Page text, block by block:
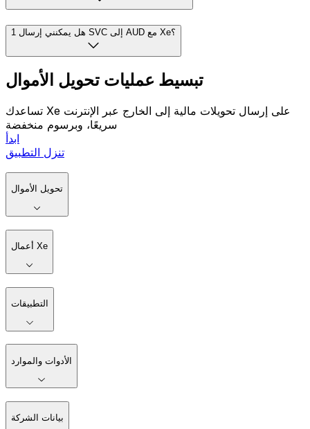
هل يمكنني إرسال 1 SVC إلى AUD مع Xe؟
تبسيط عمليات تحويل الأموال
تساعدك Xe على إرسال تحويلات مالية إلى الخارج عبر الإنترنت
سريعًا، وبرسوم منخفضة
ابدأ
تنزل التطبيق
تحويل الأموال
أعمال Xe
التطبيقات
الأدوات والموارد
بيانات الشركة